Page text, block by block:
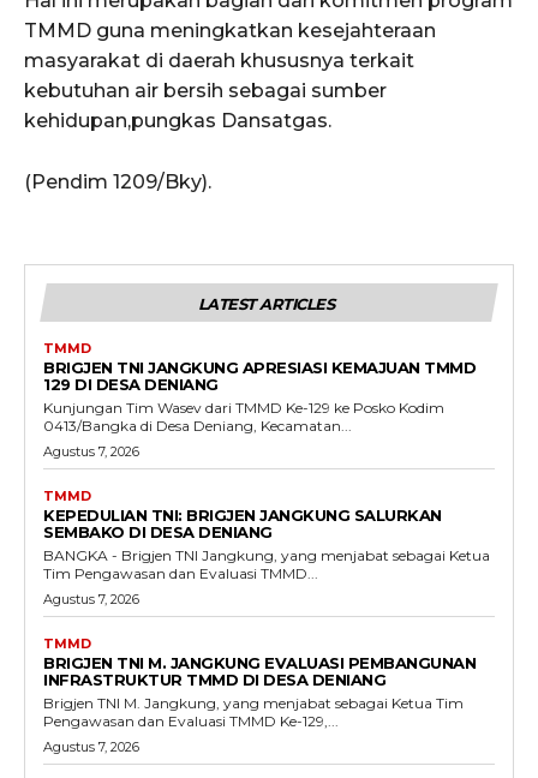
TMMD guna meningkatkan kesejahteraan
masyarakat di daerah khususnya terkait
kebutuhan air bersih sebagai sumber
kehidupan,pungkas Dansatgas.
(Pendim 1209/Bky).
LATEST ARTICLES
TMMD
BRIGJEN TNI JANGKUNG APRESIASI KEMAJUAN TMMD
129 DI DESA DENIANG
Kunjungan Tim Wasev dari TMMD Ke-129 ke Posko Kodim
0413/Bangka di Desa Deniang, Kecamatan...
Agustus 7, 2026
TMMD
KEPEDULIAN TNI: BRIGJEN JANGKUNG SALURKAN
SEMBAKO DI DESA DENIANG
BANGKA - Brigjen TNI Jangkung, yang menjabat sebagai Ketua
Tim Pengawasan dan Evaluasi TMMD...
Agustus 7, 2026
TMMD
BRIGJEN TNI M. JANGKUNG EVALUASI PEMBANGUNAN
INFRASTRUKTUR TMMD DI DESA DENIANG
Brigjen TNI M. Jangkung, yang menjabat sebagai Ketua Tim
Pengawasan dan Evaluasi TMMD Ke-129,...
Agustus 7, 2026